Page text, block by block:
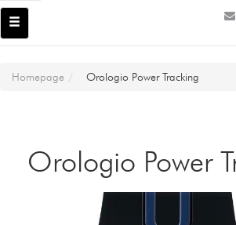
Homepage Orologio Power Tracking
Orologio Power